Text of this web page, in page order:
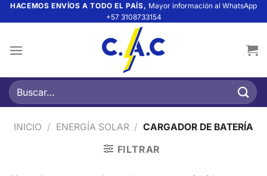
Saltar
al
HACEMOS ENVÍOS A TODO EL PAÍS, Mayor información al WhatsApp
+57 3108733154
Buscar
por:
INICIO / ENERGÍA SOLAR / CARGADOR DE BATERÍA
FILTRAR